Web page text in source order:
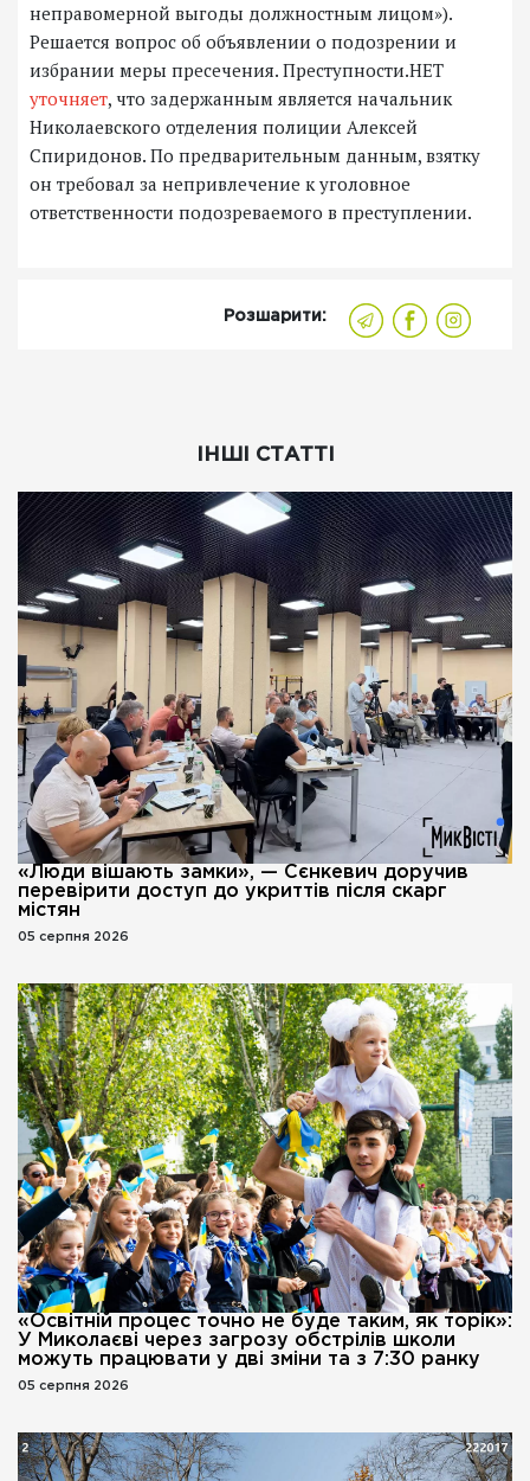
неправомерной выгоды должностным лицом»).
Решается вопрос об объявлении о подозрении и
избрании меры пресечения. Преступности.НЕТ
уточняет, что задержанным является начальник
Николаевского отделения полиции Алексей
Спиридонов. По предварительным данным, взятку
он требовал за непривлечение к уголовное
ответственности подозреваемого в преступлении.
Розшарити:
ІНШІ СТАТТІ
«Люди вішають замки», — Сєнкевич доручив
перевірити доступ до укриттів після скарг
містян
05 серпня 2026
«Освітній процес точно не буде таким, як торік»:
У Миколаєві через загрозу обстрілів школи
можуть працювати у дві зміни та з 7:30 ранку
05 серпня 2026